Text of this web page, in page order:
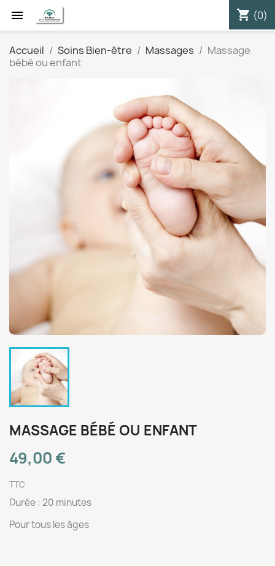
 shopping_cart (0)
Accueil Soins Bien-être Massages
Massage
bébé ou enfant
MASSAGE BÉBÉ OU ENFANT
49,00 €
TTC
Durée : 20 minutes
Pour tous les âges